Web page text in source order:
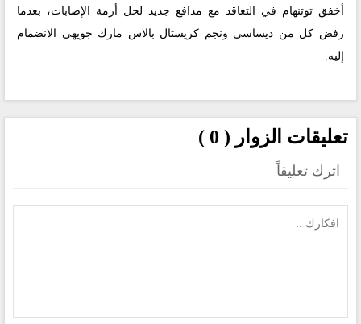
أخفق توتنهام في التعاقد مع مدافع جديد لحل أزمة الإصابات، بعدما
رفض كل من ديساسي ونجم كريستال بالاس مارك جويهي الانضمام
إليه.
تعليقات الزوار ( 0 )
اترك تعليقاً